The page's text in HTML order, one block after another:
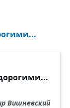
Вишневский